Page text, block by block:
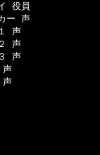
役員
声
声
声
声